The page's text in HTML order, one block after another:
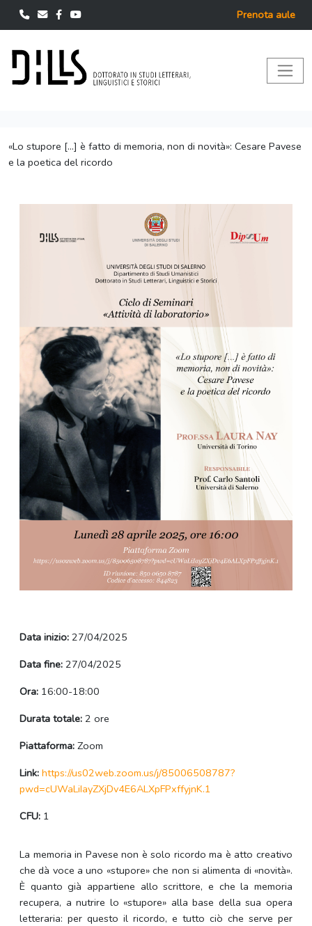
Prenota aule
«Lo stupore [...] è fatto di memoria, non di novità»: Cesare Pavese
e la poetica del ricordo
Data inizio: 27/04/2025
Data fine: 27/04/2025
Ora: 16:00-18:00
Durata totale: 2 ore
Piattaforma: Zoom
Link: https://us02web.zoom.us/j/85006508787?
pwd=cUWaLiIayZXjDv4E6ALXpFPxffyjnK.1
CFU: 1
La memoria in Pavese non è solo ricordo ma è atto creativo
che dà voce a uno «stupore» che non si alimenta di «novità».
È quanto già appartiene allo scrittore, e che la memoria
recupera, a nutrire lo «stupore» alla base della sua opera
letteraria: per questo il ricordo, e tutto ciò che serve per